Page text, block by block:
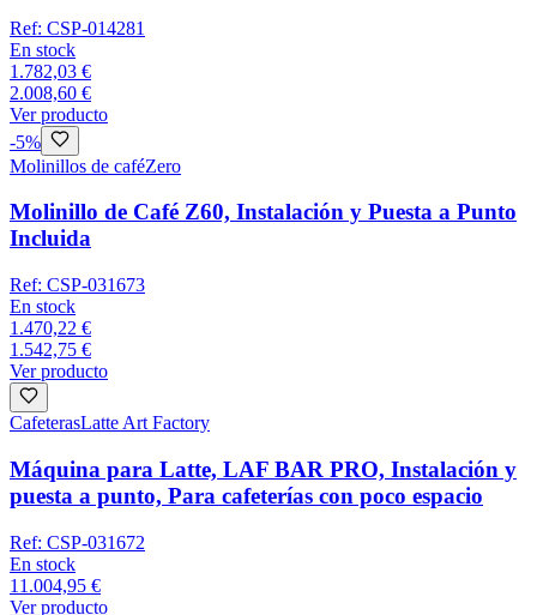
Ref: CSP-014281
En stock
1.782,03 €
2.008,60 €
Ver producto
-5%
Molinillos de caféZero
Molinillo de Café Z60, Instalación y Puesta a Punto
Incluida
Ref: CSP-031673
En stock
1.470,22 €
1.542,75 €
Ver producto
CafeterasLatte Art Factory
Máquina para Latte, LAF BAR PRO, Instalación y
puesta a punto, Para cafeterías con poco espacio
Ref: CSP-031672
En stock
11.004,95 €
Ver producto